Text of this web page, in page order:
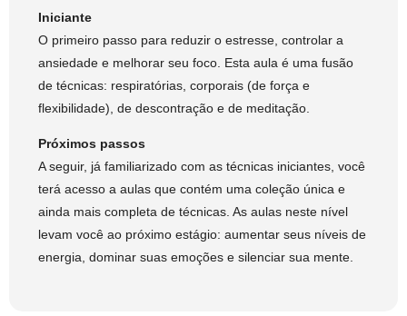
Iniciante
O primeiro passo para reduzir o estresse, controlar a
ansiedade e melhorar seu foco. Esta aula é uma fusão
de técnicas: respiratórias, corporais (de força e
flexibilidade), de descontração e de meditação.
Próximos passos
A seguir, já familiarizado com as técnicas iniciantes, você
terá acesso a aulas que contém uma coleção única e
ainda mais completa de técnicas. As aulas neste nível
levam você ao próximo estágio: aumentar seus níveis de
energia, dominar suas emoções e silenciar sua mente.